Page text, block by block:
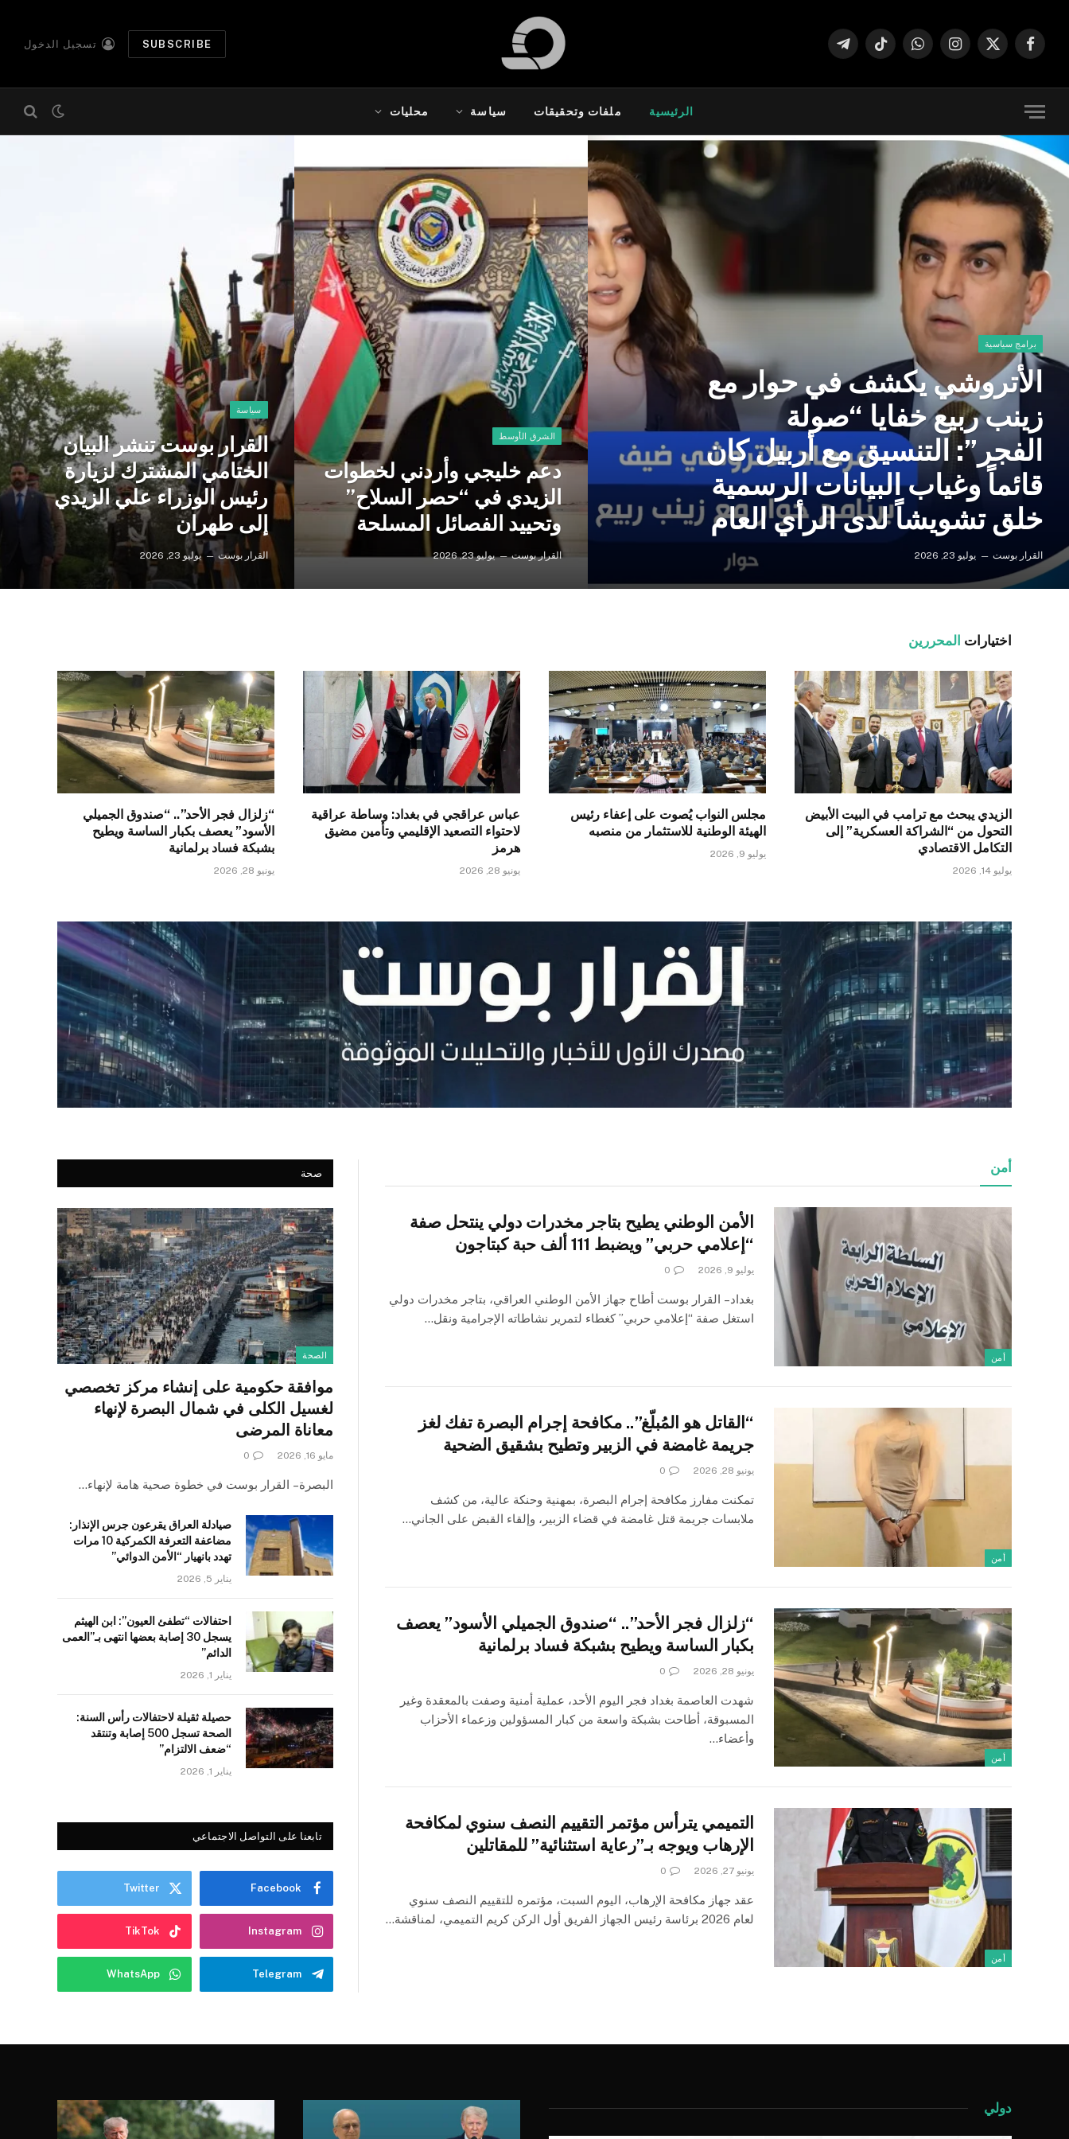
فيسبوكX
الانستغرامواتساب تيكتوك تيلقرام
SUBSCRIBE تسجيل الدخول
الرئيسية ملفات وتحقيقات سياسة محليات
برامج سياسية
الأتروشي يكشف في حوار مع
زينب ربيع خفايا “صولة
الفجر”: التنسيق مع أربيل كان
قائماً وغياب البيانات الرسمية
خلق تشويشاً لدى الرأي العام
القرار بوست يوليو 23, 2026
الشرق الأوسط
دعم خليجي وأردني لخطوات
الزيدي في “حصر السلاح”
وتحييد الفصائل المسلحة
القرار بوست يوليو 23, 2026
سياسة
القرار بوست تنشر البيان
الختامي المشترك لزيارة
رئيس الوزراء علي الزيدي
إلى طهران
القرار بوست يوليو 23, 2026
اختيارات المحررين
الزيدي يبحث مع ترامب في البيت الأبيض
التحول من “الشراكة العسكرية” إلى
التكامل الاقتصادي
يوليو 14, 2026
مجلس النواب يُصوت على إعفاء رئيس
الهيئة الوطنية للاستثمار من منصبه
يوليو 9, 2026
عباس عراقجي في بغداد: وساطة عراقية
لاحتواء التصعيد الإقليمي وتأمين مضيق
هرمز
يونيو 28, 2026
“زلزال فجر الأحد”.. “صندوق الجميلي
الأسود” يعصف بكبار الساسة ويطيح
بشبكة فساد برلمانية
يونيو 28, 2026
أمن
أمن
الأمن الوطني يطيح بتاجر مخدرات دولي ينتحل صفة
“إعلامي حربي” ويضبط 111 ألف حبة كبتاجون
يوليو 9, 2026 0
بغداد – القرار بوست أطاح جهاز الأمن الوطني العراقي، بتاجر مخدرات دولي
استغل صفة “إعلامي حربي” كغطاء لتمرير نشاطاته الإجرامية ونقل…
أمن
“القاتل هو المُبلّغ”.. مكافحة إجرام البصرة تفك لغز
جريمة غامضة في الزبير وتطيح بشقيق الضحية
يونيو 28, 2026 0
تمكنت مفارز مكافحة إجرام البصرة، بمهنية وحنكة عالية، من كشف
ملابسات جريمة قتل غامضة في قضاء الزبير، وإلقاء القبض على الجاني…
أمن
“زلزال فجر الأحد”.. “صندوق الجميلي الأسود” يعصف
بكبار الساسة ويطيح بشبكة فساد برلمانية
يونيو 28, 2026 0
شهدت العاصمة بغداد فجر اليوم الأحد، عملية أمنية وصفت بالمعقدة وغير
المسبوقة، أطاحت بشبكة واسعة من كبار المسؤولين وزعماء الأحزاب
وأعضاء…
أمن
التميمي يترأس مؤتمر التقييم النصف سنوي لمكافحة
الإرهاب ويوجه بـ”رعاية استثنائية” للمقاتلين
يونيو 27, 2026 0
عقد جهاز مكافحة الإرهاب، اليوم السبت، مؤتمره للتقييم النصف سنوي
لعام 2026 برئاسة رئيس الجهاز الفريق أول الركن كريم التميمي، لمناقشة…
صحة
الصحة
موافقة حكومية على إنشاء مركز تخصصي
لغسيل الكلى في شمال البصرة لإنهاء
معاناة المرضى
مايو 16, 2026 0
البصرة – القرار بوست في خطوة صحية هامة لإنهاء…
صيادلة العراق يقرعون جرس الإنذار:
مضاعفة التعرفة الكمركية 10 مرات
تهدد بانهيار “الأمن الدوائي”
يناير 5, 2026
احتفالات “تطفئ العيون”: ابن الهيثم
يسجل 30 إصابة بعضها انتهى بـ”العمى
الدائم”
يناير 1, 2026
حصيلة ثقيلة لاحتفالات رأس السنة:
الصحة تسجل 500 إصابة وتنتقد
“ضعف الالتزام”
يناير 1, 2026
تابعنا على التواصل الاجتماعي
Facebook
Twitter
Instagram
TikTok
Telegram
WhatsApp
دولي